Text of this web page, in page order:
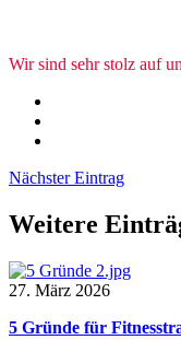
Wir sind sehr stolz auf
Nächster Eintrag
Weitere
27. März 2026
5 Gründe für